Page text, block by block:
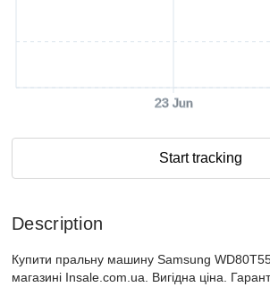
23 Jun
Start tracking
Description
Купити пральну машину Samsung
магазині Insale.com.ua. Вигідна ціна.